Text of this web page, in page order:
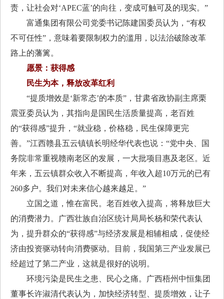
责，让社会对‘APEC蓝’的向往，变成可触可及的现实。”
富通集团有限公司党委书记陈建国委员认为，“有权
不可任性”，意味着要限制权力的滥用，以法治破除改革
路上的藩篱。
愿景：获得感
民生为本，释放改革红利
“提质增效是‘新常态’的本质”，甘肃省政协副主席栗
震亚委员认为，其指向是国民生活质量提高，老百姓
的“获得感”提升，“就业稳，价格稳，民生保障更完
善。”江西赣县五云镇镇长明经华代表也说：“党中央、国
务院非常重视赣南老区的发展，一大批项目惠及老区。近
年来，五云镇群众收入不断提高，年收入超10万元的已有
260多户。我们对未来信心越来越足。”
立国之道，惟在富民。老百姓收入提高，将释放巨大
的消费潜力。广西壮族自治区统计局局长杨和荣代表认
为，提升群众的“获得感”与经济发展是相辅相成，促使经
济由投资驱动转向消费驱动。目前，我国第三产业发展已
经超过了第二产业，这就是很好的说明。
环境污染是民生之患、民心之痛。广西梧州中恒集团
董事长许淑清代表认为，加快经济转型、提质增效，让子